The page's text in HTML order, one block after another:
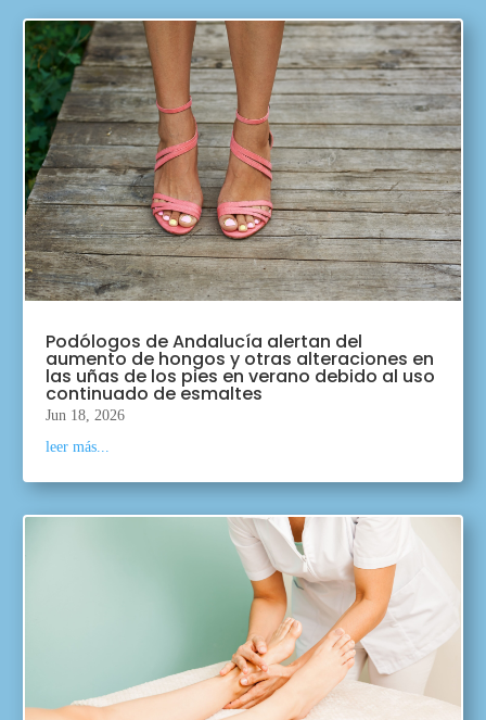
Podólogos de Andalucía alertan del
aumento de hongos y otras alteraciones en
las uñas de los pies en verano debido al uso
continuado de esmaltes
Jun 18, 2026
leer más...